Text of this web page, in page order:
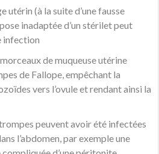
utérin (à la suite d’une fausse
inadaptée d’un stérilet peut
infection
de muqueuse utérine
de Fallope, empêchant la
vers l’ovule et rendant ainsi la
peuvent avoir été infectées
l’abdomen, par exemple une